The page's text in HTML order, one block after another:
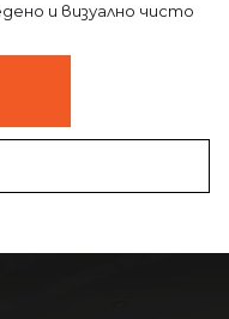
и визуално чисто